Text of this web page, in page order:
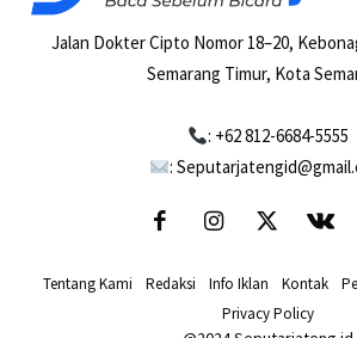
Jalan Dokter Cipto Nomor 18–20,
Semarang Timur, Kota
: +62 812-6684-5555
:
Tentang Kami Redaksi Info Iklan Kontak
Privacy Policy